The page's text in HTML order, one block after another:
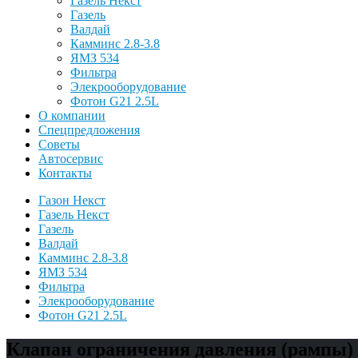
Газель
Валдай
Камминс 2.8-3.8
ЯМЗ 534
Фильтра
Элекрооборудование
Фотон G21 2.5L
О компании
Спецпредложения
Советы
Автосервис
Контакты
Газон Некст
Газель Некст
Газель
Валдай
Камминс 2.8-3.8
ЯМЗ 534
Фильтра
Элекрооборудование
Фотон G21 2.5L
Клапан ограничения давления